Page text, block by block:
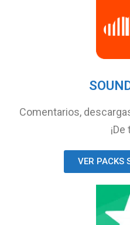
Comentarios,
VER PACKS